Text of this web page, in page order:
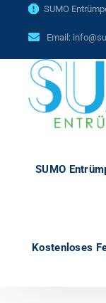
SUMO
Email:
SUMO
Kostenloses